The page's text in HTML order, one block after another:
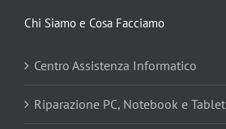
Chi Siamo e Cosa Facciamo
Centro Assistenza Informatico
Riparazione PC, Notebook e Tablet